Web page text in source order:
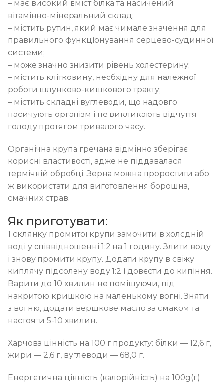
– має високий вміст білка та насичений
вітамінно-мінеральний склад;
– містить рутин, який має чимале значення для
правильного функціонування серцево-судинної
системи;
– може значно знизити рівень холестерину;
– містить клітковину, необхідну для належної
роботи шлунково-кишкового тракту;
– містить складні вуглеводи, що надовго
насичують організм і не викликають відчуття
голоду протягом тривалого часу.
Органічна крупа гречана відмінно зберігає
корисні властивості, адже не піддавалася
термічній обробці. Зерна можна проростити або
ж використати для виготовлення борошна,
смачних страв.
Як приготувати:
1 склянку промитої крупи замочити в холодній
воді у співвідношенні 1:2 на 1 годину. Злити воду
і знову промити крупу. Додати крупу в свіжу
киплячу підсолену воду 1:2 і довести до кипіння.
Варити до 10 хвилин не помішуючи, під
накритою кришкою на маленькому вогні. Зняти
з вогню, додати вершкове масло за смаком та
настояти 5-10 хвилин.
Харчова цінність на 100 г продукту: білки — 12,6 г,
жири — 2,6 г, вуглеводи — 68,0 г.
Енергетична цінність (калорійність) на 100g(г)